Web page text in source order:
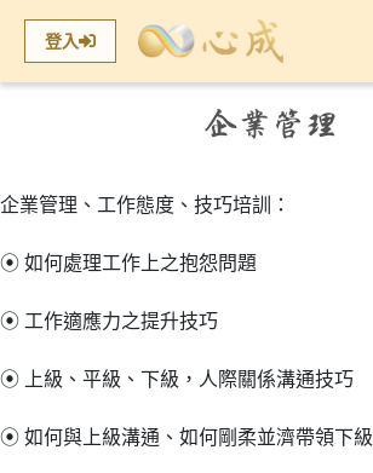
登入
企業管理
企業管理、工作態度、技巧培訓：
⦿ 如何處理工作上之抱怨問題
⦿ 工作適應力之提升技巧
⦿ 上級、平級、下級，人際關係溝通技巧
⦿ 如何與上級溝通、如何剛柔並濟帶領下級